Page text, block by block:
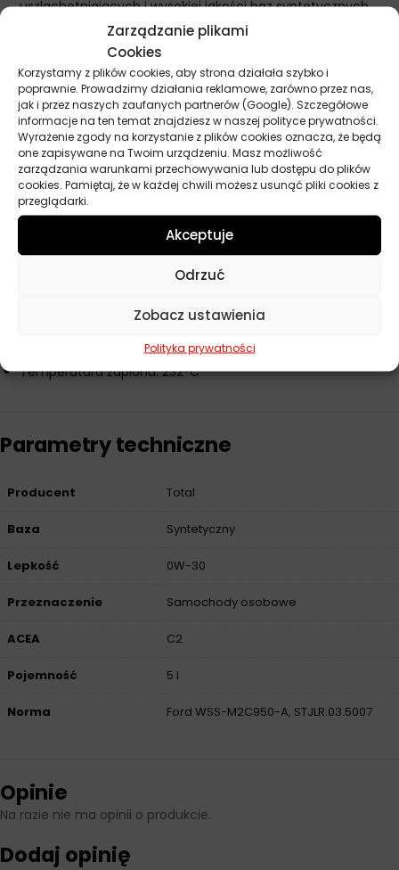
Zarządzanie plikami
Cookies
Korzystamy z plików cookies, aby strona działała szybko i
poprawnie. Prowadzimy działania reklamowe, zarówno przez nas,
jak i przez naszych zaufanych partnerów (Google). Szczegółowe
informacje na ten temat znajdziesz w naszej polityce prywatności.
Wyrażenie zgody na korzystanie z plików cookies oznacza, że będą
one zapisywane na Twoim urządzeniu. Masz możliwość
zarządzania warunkami przechowywania lub dostępu do plików
cookies. Pamiętaj, że w każdej chwili możesz usunąć pliki cookies z
przeglądarki.
Akceptuje
Odrzuć
Zobacz ustawienia
Polityka prywatności
uszlachetniających i wysokiej jakości baz syntetycznych
wydłuża żywotność silnika.
Spełnia wymagania:
ACEA C2
API SN
Ford WSS-M2C950-A
Jaguar Land Rover STJLR.03.5007
Specyfikacja techniczna:
Klasa lepkości: SAE 0W30
Lepkość kinematyczna w temperaturze 40°C: 45 mm²/s
Lepkość kinematyczna w temperaturze 100°C: 9,5 mm²/s
Wskaźnik lepkości: 200
Temperatura płynięcia: -45°C
Temperatura zapłonu: 232°C
Parametry techniczne
Producent Total
Baza Syntetyczny
Lepkość 0W-30
Przeznaczenie Samochody osobowe
ACEA C2
Pojemność 5 l
Norma Ford WSS-M2C950-A, STJLR.03.5007
Opinie
Na razie nie ma opinii o produkcie.
Dodaj opinię